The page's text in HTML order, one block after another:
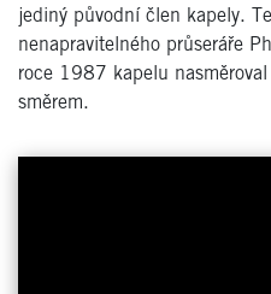
jediný původní člen kapely.
nenapravitelného průseráře
roce 1987 kapelu
směrem.